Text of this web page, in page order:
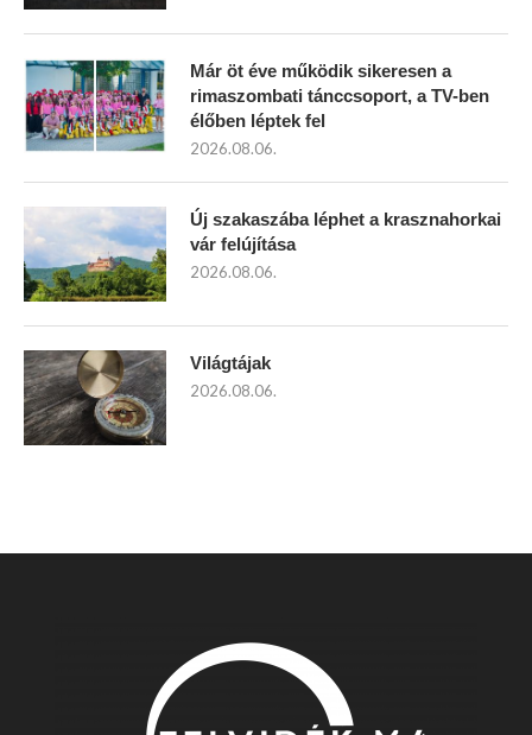
Már öt éve működik sikeresen a
rimaszombati tánccsoport, a TV-ben
élőben léptek fel
2026.08.06.
Új szakaszába léphet a krasznahorkai
vár felújítása
2026.08.06.
Világtájak
2026.08.06.